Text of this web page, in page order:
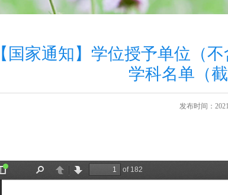
【国家通知】学位授予单位（
学科名单（截
发布时间：